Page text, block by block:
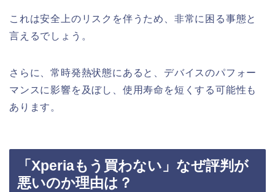
これは安全上のリスクを伴うため、非常に困る事態と
言えるでしょう。
さらに、常時発熱状態にあると、デバイスのパフォー
マンスに影響を及ぼし、使用寿命を短くする可能性も
あります。
「Xperiaもう買わない」なぜ評判が
悪いのか理由は？